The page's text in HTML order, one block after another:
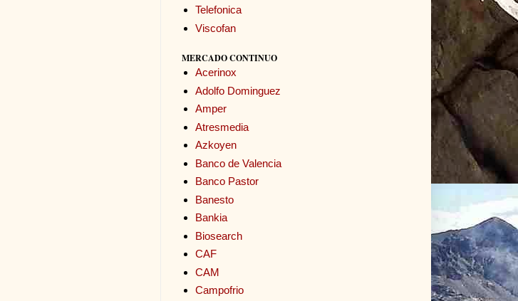
Telefonica
Viscofan
MERCADO CONTINUO
Acerinox
Adolfo Dominguez
Amper
Atresmedia
Azkoyen
Banco de Valencia
Banco Pastor
Banesto
Bankia
Biosearch
CAF
CAM
Campofrio